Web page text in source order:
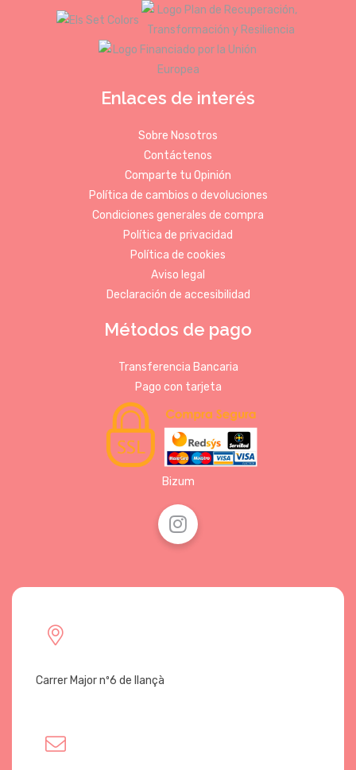
Enlaces de interés
Sobre Nosotros
Contáctenos
Comparte tu Opinión
Política de cambios o devoluciones
Condiciones generales de compra
Política de privacidad
Política de cookies
Aviso legal
Declaración de accesibilidad
Métodos de pago
Transferencia Bancaria
Pago con tarjeta
Bizum
Carrer Major nº6 de llançà